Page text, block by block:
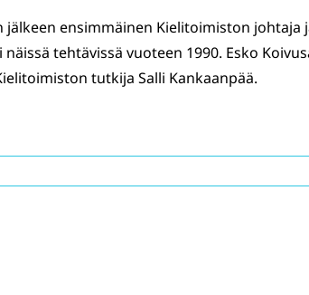
ensimmäinen Kielitoimiston johtaja
tehtävissä vuoteen 1990. Esko
tutkija Salli Kankaanpää.